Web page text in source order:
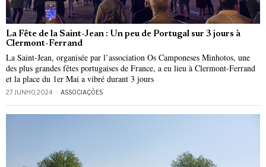
La Fête de la Saint-Jean : Un peu de Portugal sur 3 jours à
Clermont-Ferrand
La Saint-Jean, organisée par l’association Os Camponeses Minhotos, une
des plus grandes fêtes portugaises de France, a eu lieu à Clermont-Ferrand
et la place du 1er Mai a vibré durant 3 jours
27 JUNHO, 2024 ASSOCIAÇÕES